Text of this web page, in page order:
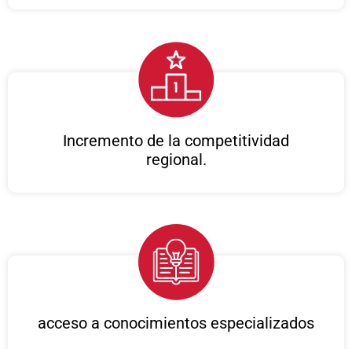
Incremento de la competitividad
regional.
acceso a conocimientos especializados